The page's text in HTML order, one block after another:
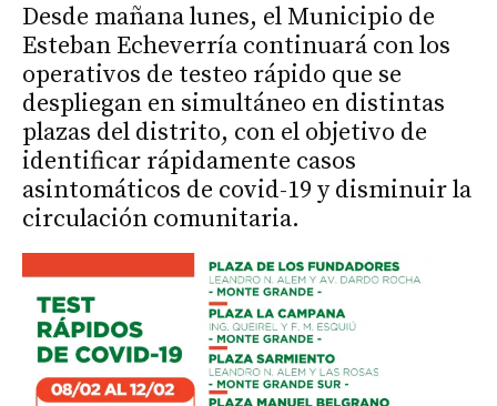
Desde mañana lunes, el Municipio de
Esteban Echeverría continuará con los
operativos de testeo rápido que se
despliegan en simultáneo en distintas
plazas del distrito, con el objetivo de
identificar rápidamente casos
asintomáticos de covid-19 y disminuir la
circulación comunitaria.